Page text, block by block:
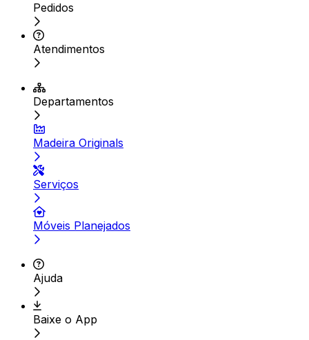
Pedidos
Atendimentos
Departamentos
Madeira Originals
Serviços
Móveis Planejados
Ajuda
Baixe o App